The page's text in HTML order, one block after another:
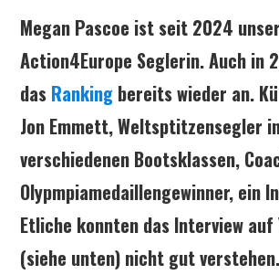
Megan Pascoe ist seit 2024
Action4Europe Seglerin. Auch in
das Ranking bereits wieder an.
Jon Emmett, Weltsptitzensegler
verschiedenen Bootsklassen,
Olypmpiamedaillengewinner, ein
Etliche konnten das Interview auf
(siehe unten) nicht gut